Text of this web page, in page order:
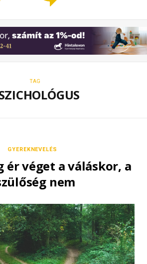
u
b
e
TAG
GYEREKNEVELÉS
ér véget a váláskor, a
nem